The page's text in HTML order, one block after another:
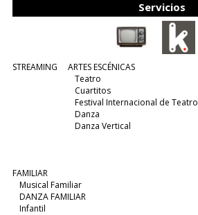
Servicios
STREAMING
ARTES ESCÉNICAS
Teatro
Cuartitos
Festival Internacional de Teatro
Danza
Danza Vertical
FAMILIAR
Musical Familiar
DANZA FAMILIAR
Infantil